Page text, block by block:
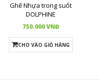
Ghế Nhựa trong suốt
DOLPHINE
750.000 VNĐ
CHO VÀO GIỎ HÀNG